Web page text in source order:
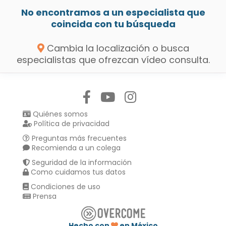
No encontramos a un especialista que
coincida con tu búsqueda
Cambia la localización o busca
especialistas que ofrezcan vídeo consulta.
Quiénes somos
Política de privacidad
Preguntas más frecuentes
Recomienda a un colega
Seguridad de la información
Como cuidamos tus datos
Condiciones de uso
Prensa